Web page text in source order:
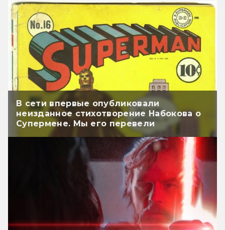
В сети впервые опубликовали
неизданное стихотворение Набокова о
Супермене. Мы его перевели